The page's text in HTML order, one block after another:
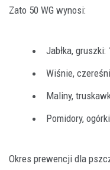
Zato 50 WG wynosi:
Jabłka, gruszki:
Wiśnie,
Maliny,
Pomidory,
Okres prewencji dla